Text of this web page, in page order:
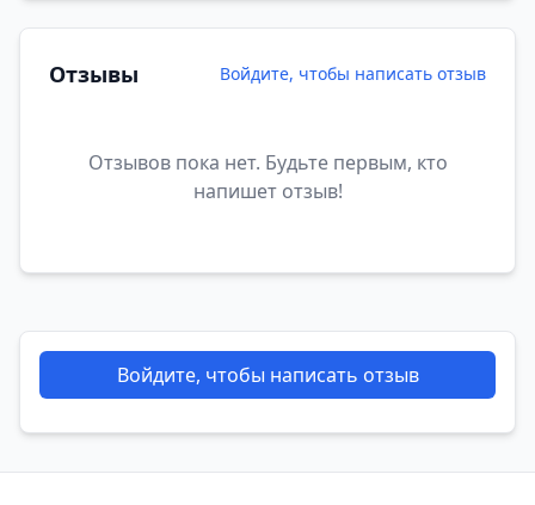
Отзывы Войдите, чтобы написать отзыв
Отзывов пока нет. Будьте первым, кто
напишет отзыв!
Войдите, чтобы написать отзыв